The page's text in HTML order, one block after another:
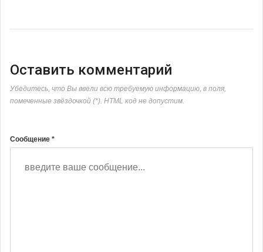
Оставить комментарий
Убедитесь, что Вы ввели всю требуемую информацию, в поля,
помеченные звёздочкой (*). HTML код не допустим.
Сообщение *